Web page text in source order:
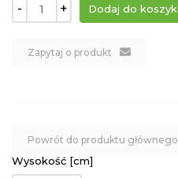
- +
Zapytaj o produkt
Powrót do produktu głównego
Wysokość [cm]